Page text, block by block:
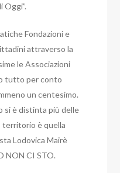
Oggi”.
Fondazioni e
attraverso la
le Associazioni
tutto per conto
un centesimo.
si è distinta più delle
territorio è quella
Lodovica Mairè
NON CI STO.